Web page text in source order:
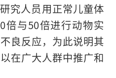
究人员用正常儿童体
倍与50倍进行动物实
良反应，为此说明其
在广大人群中推广和